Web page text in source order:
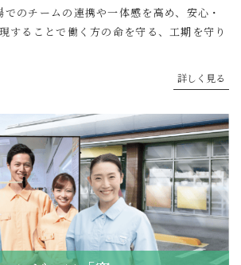
でのチームの連携や一体感を高め、安心・
することで働く方の命を守る、工期を守り
詳しく見る